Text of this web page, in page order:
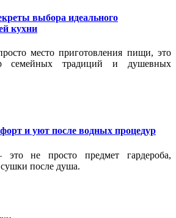
выбора идеального
кухни
место приготовления пищи, это
семейных традиций и душевных
и уют после водных процедур
не просто предмет гардероба,
после душа.